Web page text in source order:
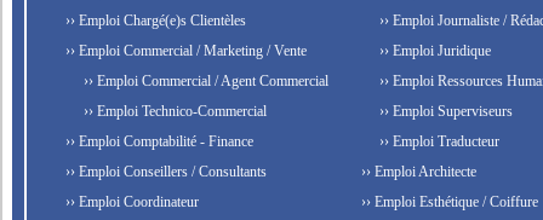
›› Emploi Chargé(e)s Clientèles
›› Emploi Commercial / Marketing / Vente
›› Emploi Commercial / Agent Commercial
›› Emploi Technico-Commercial
›› Emploi Comptabilité - Finance
›› Emploi Conseillers / Consultants
›› Emploi Coordinateur
›› Emploi Journaliste /
›› Emploi Juridique
›› Emploi Ressources
›› Emploi Superviseurs
›› Emploi Traducteur
›› Emploi Architecte
›› Emploi Esthétique / Coiffure